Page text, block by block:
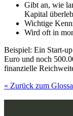
Gibt an, wie
Kapital
Wichtige
Wird oft in
Beispiel: Ein Start-
Euro und noch
finanzielle
« Zurück zum